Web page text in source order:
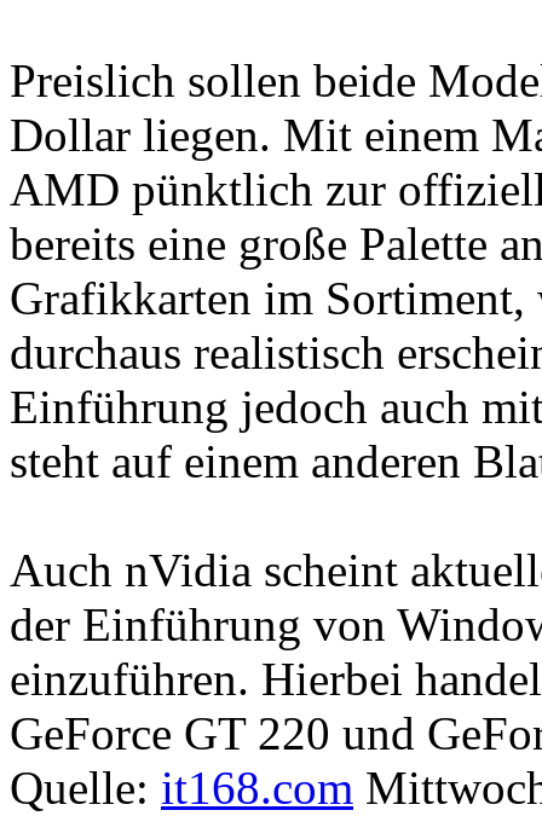
Preislich sollen beide
Dollar liegen. Mit einem
AMD pünktlich zur
bereits eine große Palette
Grafikkarten im Sortiment,
durchaus realistisch
Einführung jedoch auch
steht auf einem anderen
Auch nVidia scheint
der Einführung von
einzuführen. Hierbei
GeForce GT 220 und
Quelle: it168.com